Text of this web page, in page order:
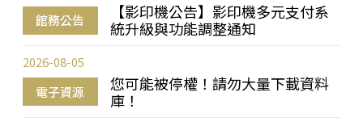
館務公告
【影印機公告】影印機多元支付系
統升級與功能調整通知
電子資源
您可能被停權！請勿大量下載資料
庫！
2026-08-05